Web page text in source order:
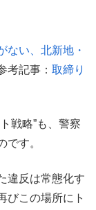
ない、北新地・
考記事： 取締り
戦略”も、警察
です。
違反は常態化す
びこの場所にト